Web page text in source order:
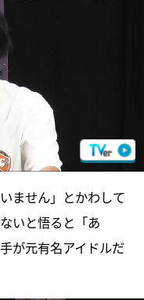
ません」とかわして
いと悟ると「あ
が元有名アイドルだ